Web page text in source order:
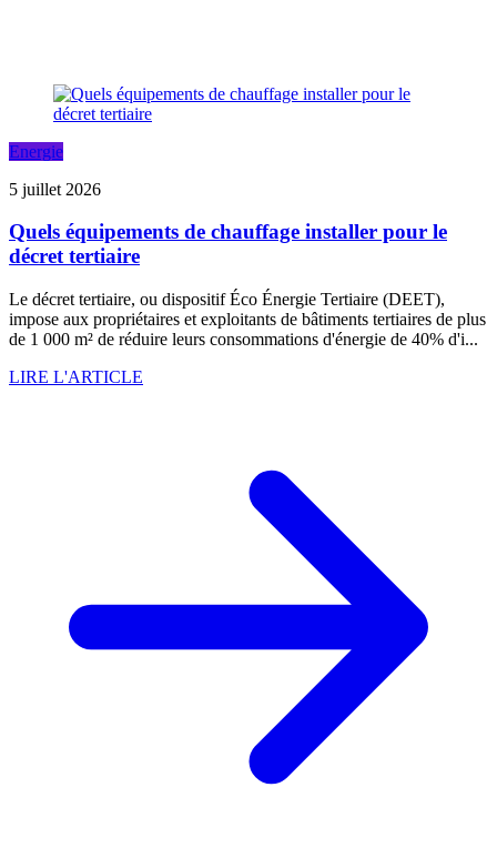
Energie
5 juillet 2026
Quels équipements de chauffage installer pour le
décret tertiaire
Le décret tertiaire, ou dispositif Éco Énergie Tertiaire (DEET),
impose aux propriétaires et exploitants de bâtiments tertiaires de plus
de 1 000 m² de réduire leurs consommations d'énergie de 40% d'i...
LIRE L'ARTICLE